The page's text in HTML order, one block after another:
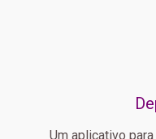
Um aplicativo